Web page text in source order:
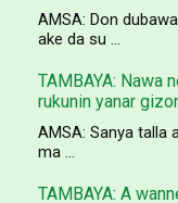
AMSA: Don
ake da su ...
TAMBAYA: Nawa
rukunin yanar
AMSA: Sanya talla
ma ...
TAMBAYA: A